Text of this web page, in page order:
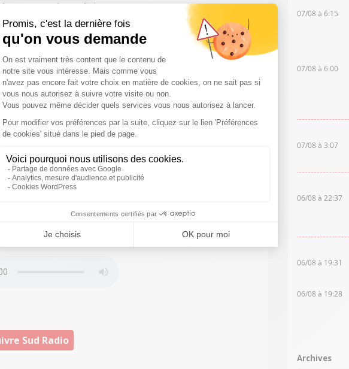
avec les policiers :"Quand on ne dit strictement
J'ai l'impression que son avocat le soutient dans
rien attendre de lui. C'est quelqu'un d'extrêmement
de ce qu'on appelle les sociopathes."
Lelandais semble montrer quelqu'un de"très
pendant 25 ans en médecine légale. Je vous
simple. J'ai eu beaucoup de cas de personnes qui
s'est intéressé à ça, on en est sûr. C'est un élément à
Grand Matin Sud Radio, présenté par Patrick Roger
Sud Radio
07/08 à 6:15
07/08 à 6:00
07/08 à 3:07
06/08 à 22:37
06/08 à 19:31
06/08 à 19:28
Archives